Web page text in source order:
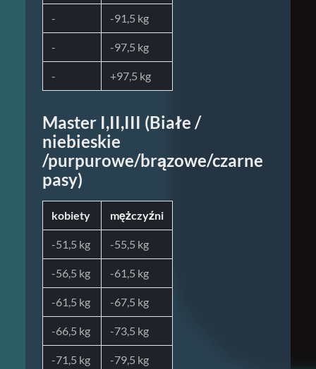
- -91,5 kg
- -97,5 kg
- +97,5 kg
Master I,II,III (Białe /
niebieskie
/purpurowe/brązowe/czarne
pasy)
kobiety mężczyźni
-51,5 kg -55,5 kg
-56,5 kg -61,5 kg
-61,5 kg -67,5 kg
-66,5 kg -73,5 kg
-71,5 kg -79,5 kg